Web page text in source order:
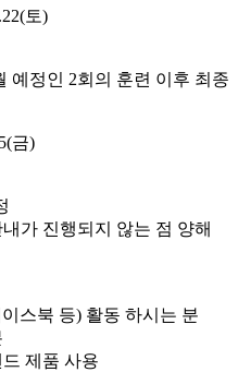
토)
예정인 2회의 훈련 이후 최종
금)
가 진행되지 않는 점 양해
스북 등) 활동 하시는 분
제품 사용